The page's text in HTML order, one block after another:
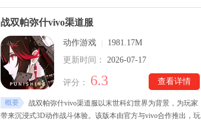
学包围了steam移植版下载安装后，游戏以互动剧情为主要玩
法，不同角色拥有鲜明的性格与相处方式。玩家可以通过对话、
系、触发特殊事件，并解锁不同的剧情内容。
战双帕弥什vivo渠道服
动作游戏
1981.17M
更新时间：
2026-07-17
查看详情
评分： 6.3
概要
战双帕弥什vivo渠道服以末世科幻世界为背景，为玩家
带来沉浸式3D动作战斗体验。该版本由官方与vivo合作推出，玩